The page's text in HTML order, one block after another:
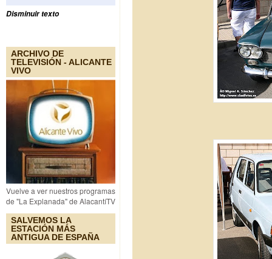
Disminuir texto
ARCHIVO DE
TELEVISIÓN - ALICANTE
VIVO
Vuelve a ver nuestros programas
de "La Explanada" de AlacantíTV
SALVEMOS LA
ESTACIÓN MÁS
ANTIGUA DE ESPAÑA